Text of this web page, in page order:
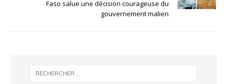
Faso salue une décision courageuse du
gouvernement malien